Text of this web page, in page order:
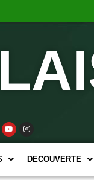
DECOUVERTE